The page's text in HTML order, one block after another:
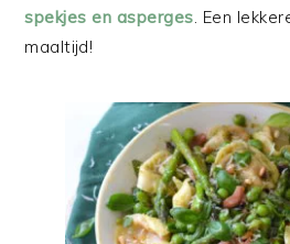
spekjes en asperges. Een
maaltijd!